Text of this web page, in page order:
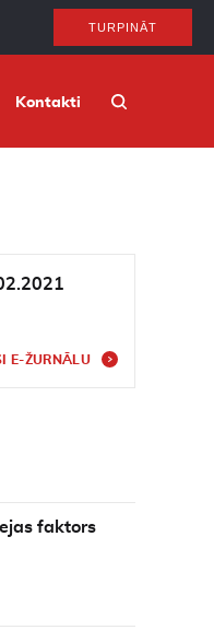
TURPINĀT
Kontakti
E-ŽURNĀLU
faktors